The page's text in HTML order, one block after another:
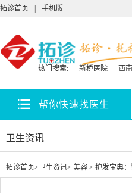
拓诊首页 手机版
热门搜索: 新桥医院 西
帮你快速找医生
卫生资讯
拓诊首页> 卫生资讯> 美容 > 护发宝典